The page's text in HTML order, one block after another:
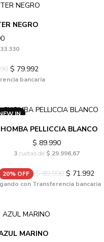
NEGRO
$ 79.992
bancaria
IN
PELLICCIA BLANCO
$ 89.990
3cuotas de $ 29.996,67
20% OFF $ 89.990 $ 71.992
con Transferencia bancaria
MARINO